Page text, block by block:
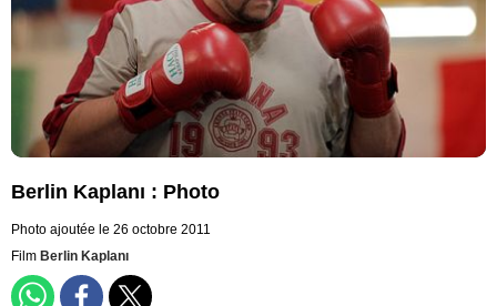
Berlin Kaplanı : Photo
Photo ajoutée le 26 octobre 2011
Film Berlin Kaplanı